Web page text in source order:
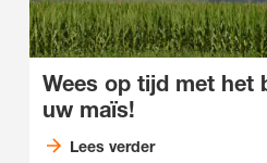
Wees op tijd met het
uw maïs!
Lees verder